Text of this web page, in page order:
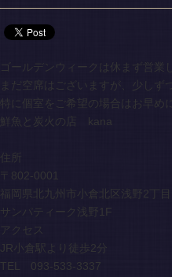
ゴールデンウィークは休まず営業
まだ空席はございますが、少し
特に個室をご希望の場合はお早め
鮮魚と炭火の店 kana
住所
〒802-0001
福岡県北九州市小倉北区浅野2丁
サンパティーク浅野1F
アクセス
JR小倉駅より徒歩2分
TEL 093-533-3337